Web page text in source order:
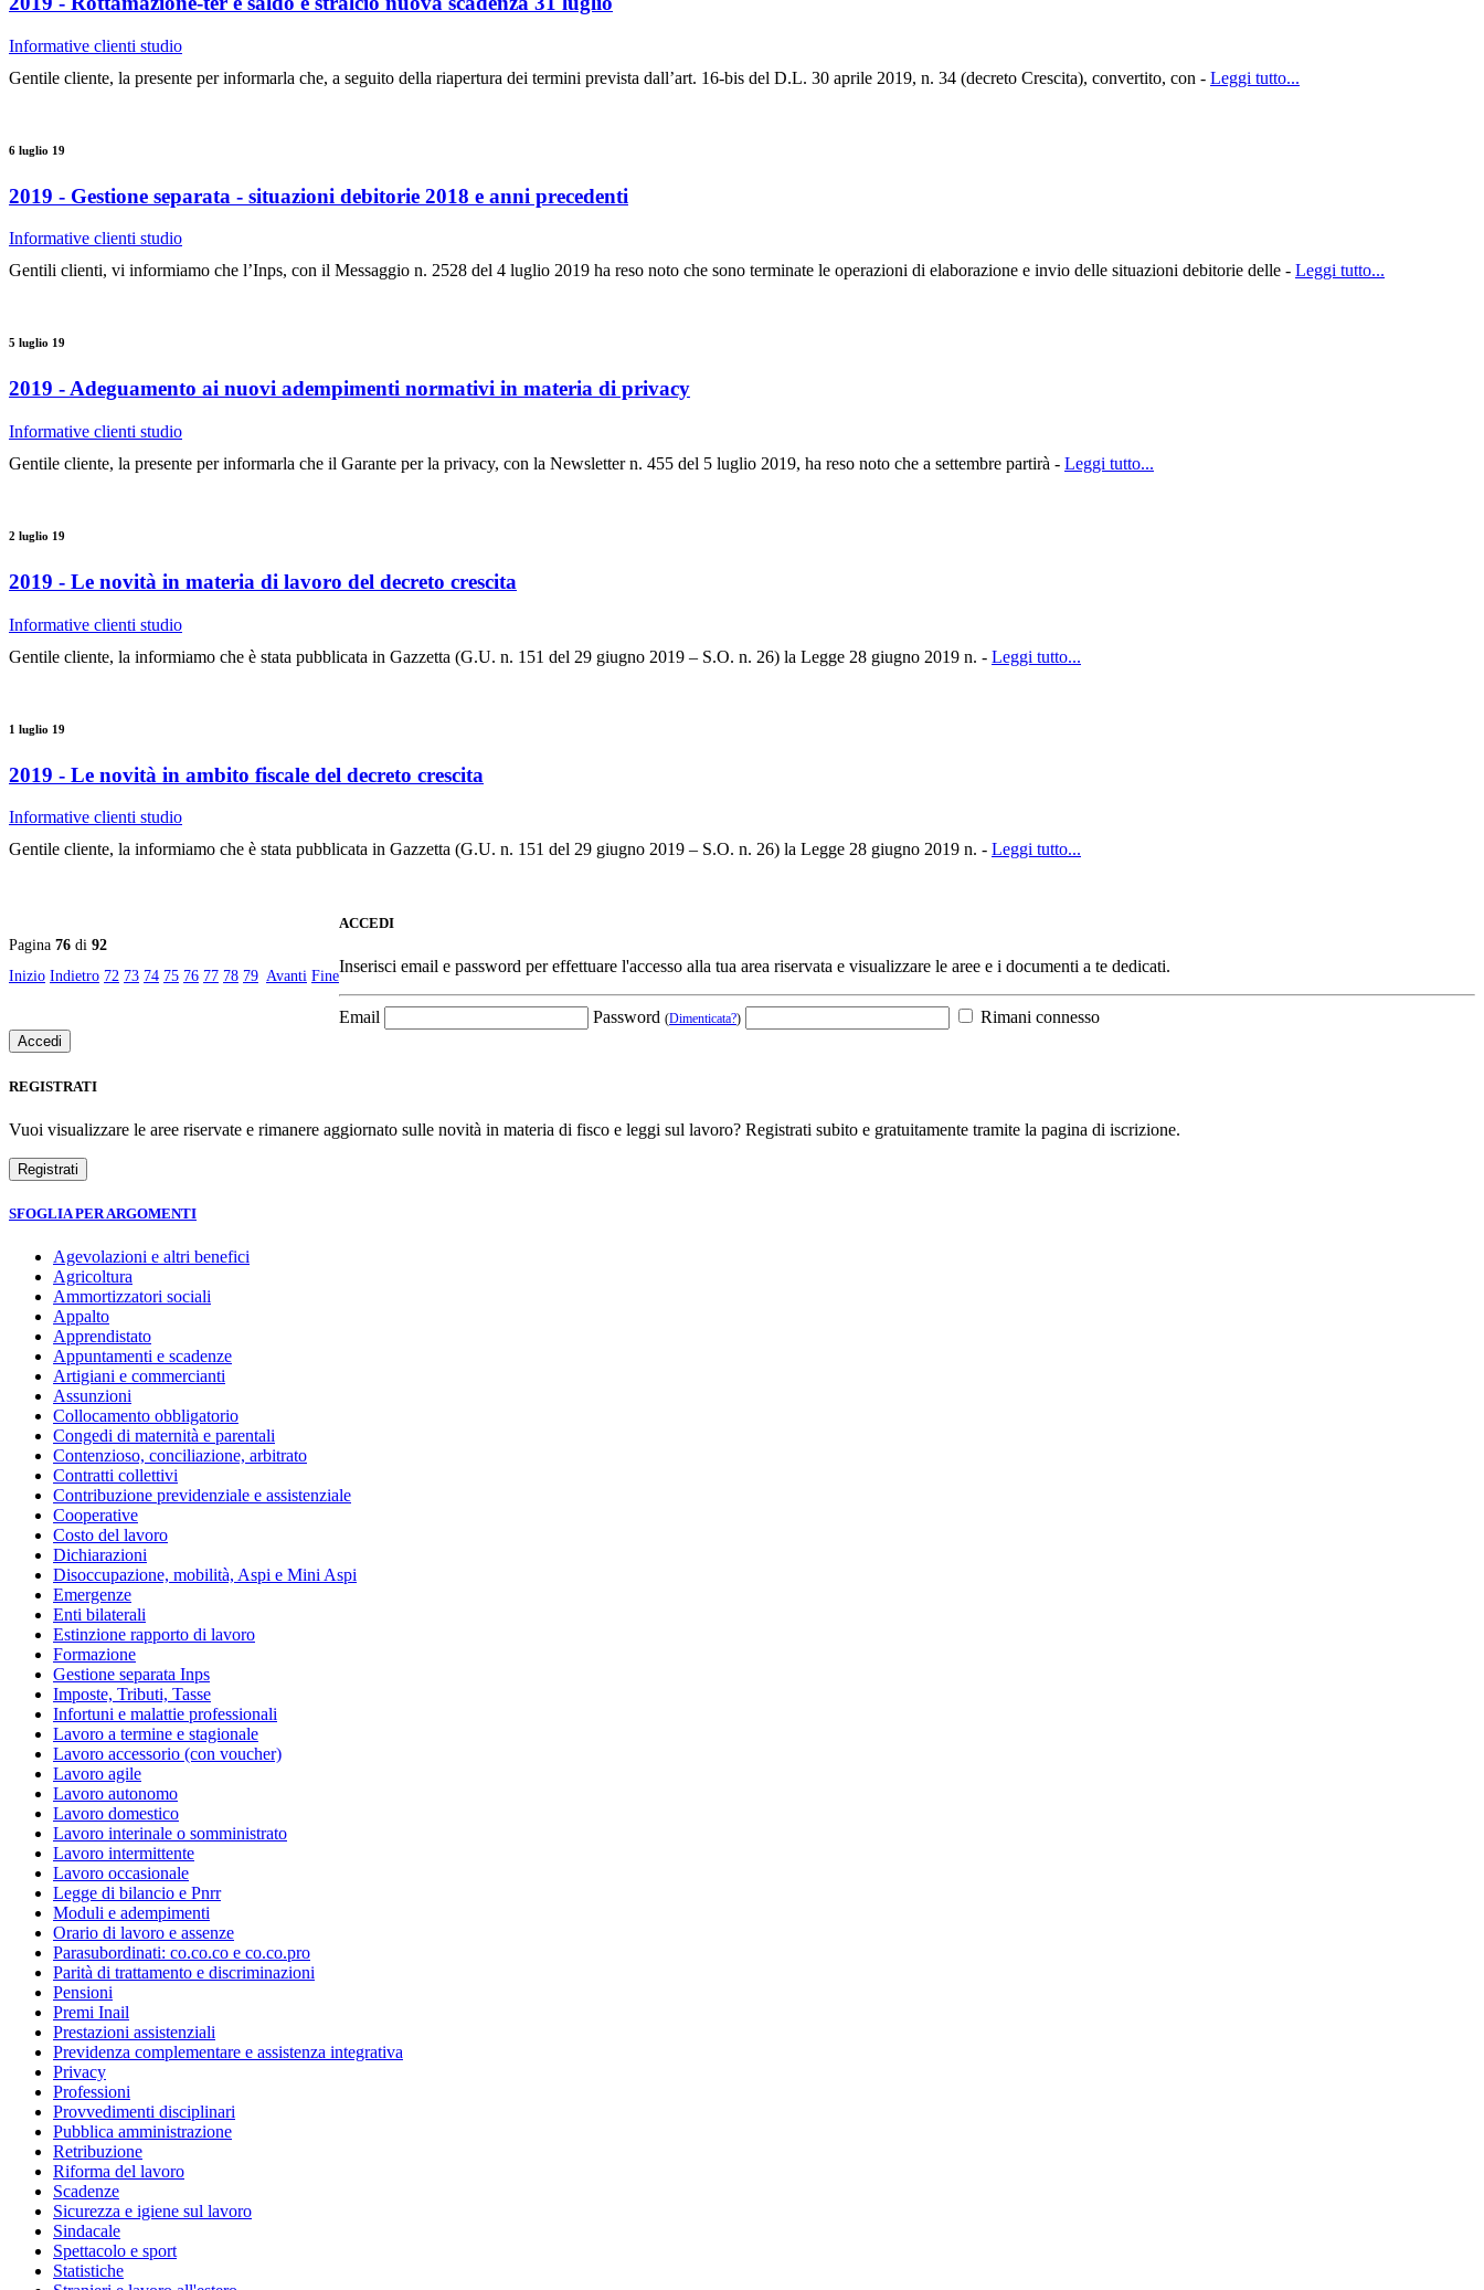
Informative clienti studio
Gentile cliente, la presente per informarla che, a seguito della riapertura dei termini prevista dall’art. 16-bis del D.L. 30 aprile 2019, n. 34 (decreto Crescita), convertito, con - Leggi tutto...
6 luglio 19
2019 - Gestione separata - situazioni debitorie 2018 e anni precedenti
Informative clienti studio
Gentili clienti, vi informiamo che l’Inps, con il Messaggio n. 2528 del 4 luglio 2019 ha reso noto che sono terminate le operazioni di elaborazione e invio delle situazioni debitorie delle - Leggi tutto...
5 luglio 19
2019 - Adeguamento ai nuovi adempimenti normativi in materia di privacy
Informative clienti studio
Gentile cliente, la presente per informarla che il Garante per la privacy, con la Newsletter n. 455 del 5 luglio 2019, ha reso noto che a settembre partirà - Leggi tutto...
2 luglio 19
2019 - Le novità in materia di lavoro del decreto crescita
Informative clienti studio
Gentile cliente, la informiamo che è stata pubblicata in Gazzetta (G.U. n. 151 del 29 giugno 2019 – S.O. n. 26) la Legge 28 giugno 2019 n. - Leggi tutto...
1 luglio 19
2019 - Le novità in ambito fiscale del decreto crescita
Informative clienti studio
Gentile cliente, la informiamo che è stata pubblicata in Gazzetta (G.U. n. 151 del 29 giugno 2019 – S.O. n. 26) la Legge 28 giugno 2019 n. - Leggi tutto...
Pagina 76 di 92
Inizio Indietro 72 73 74 75 76 77 78 79 Avanti Fine
ACCEDI
Inserisci email e password per effettuare l'accesso alla tua area riservata e visualizzare le aree e i documenti a te dedicati.
Email Password (Dimenticata?) Rimani connesso
REGISTRATI
Vuoi visualizzare le aree riservate e rimanere aggiornato sulle novità in materia di fisco e leggi sul lavoro? Registrati subito e gratuitamente tramite la pagina di iscrizione.
SFOGLIA PER ARGOMENTI
Agevolazioni e altri benefici
Agricoltura
Ammortizzatori sociali
Appalto
Apprendistato
Appuntamenti e scadenze
Artigiani e commercianti
Assunzioni
Collocamento obbligatorio
Congedi di maternità e parentali
Contenzioso, conciliazione, arbitrato
Contratti collettivi
Contribuzione previdenziale e assistenziale
Cooperative
Costo del lavoro
Dichiarazioni
Disoccupazione, mobilità, Aspi e Mini Aspi
Emergenze
Enti bilaterali
Estinzione rapporto di lavoro
Formazione
Gestione separata Inps
Imposte, Tributi, Tasse
Infortuni e malattie professionali
Lavoro a termine e stagionale
Lavoro accessorio (con voucher)
Lavoro agile
Lavoro autonomo
Lavoro domestico
Lavoro interinale o somministrato
Lavoro intermittente
Lavoro occasionale
Legge di bilancio e Pnrr
Moduli e adempimenti
Orario di lavoro e assenze
Parasubordinati: co.co.co e co.co.pro
Parità di trattamento e discriminazioni
Pensioni
Premi Inail
Prestazioni assistenziali
Previdenza complementare e assistenza integrativa
Privacy
Professioni
Provvedimenti disciplinari
Pubblica amministrazione
Retribuzione
Riforma del lavoro
Scadenze
Sicurezza e igiene sul lavoro
Sindacale
Spettacolo e sport
Statistiche